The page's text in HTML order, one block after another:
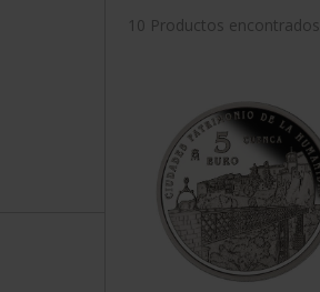
10 Productos encontrados